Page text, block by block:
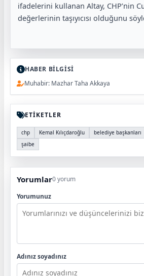
ifadelerini kullanan Altay, CHP’nin
değerlerinin taşıyıcısı olduğunu
HABER BİLGİSİ
Muhabir: Mazhar Taha Akkaya
ETİKETLER
chp Kemal Kılıçdaroğlu belediye başkanları
şaibe
Yorumlar0 yorum
Yorumunuz
Adınız soyadınız